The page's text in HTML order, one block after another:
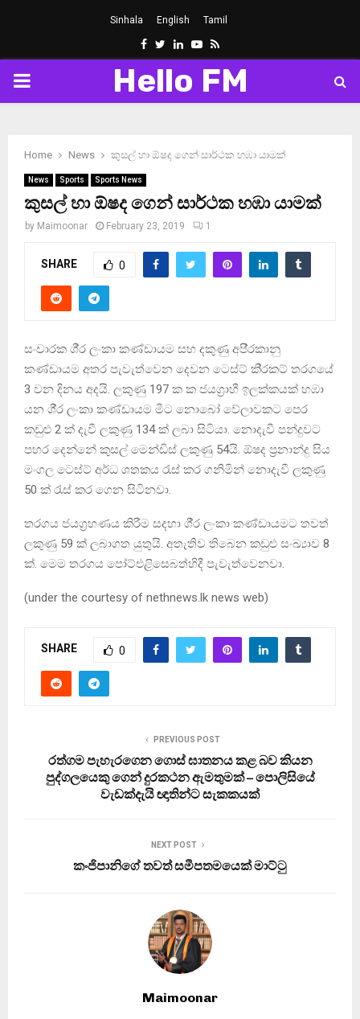
Sinhala English Tamil
Facebook
Twitter
LinkedinYoutube
Rss
PRIMARY
Hello FM
Home News කුසල් හා ඕෂද ගෙන් සාර්ථක හඹා යාමක්
News Sports Sports News
කුසල් හා ඕෂද ගෙන් සාර්ථක හඹා යාමක්
by Maimoonar February 23, 2019 1
SHARE 0
සංචාරක ශී‍්‍ර ලංකා කණ්ඩායම සහ දකුණු අපි‍්‍රකානු
කණ්ඩායම අතර පැවැත්වෙන දෙවන ටෙස්ට් කි‍්‍රකට් තරගයේ
3 වන දිනය අදයි. ලකුණු 197 ක ක ජයග‍්‍රාහී ඉලක්කයක් හඹා
යන ශී‍්‍ර ලංකා කණ්ඩායම මීට නොබෝ වේලාවකට පෙර
කඩුළු 2 ක් දැවී ලකුණු 134 ක් ලබා සිටියා. නොදැවී පන්දුවට
පහර දෙන්නේ කුසල් මෙන්ඩිස් ලකුණු 54යි. ඕෂද ප‍්‍රනාන්දු සිය
මංගල ටෙස්ට් අර්ධ ශතකය රැස් කර ගනිමින් නොදැවී ලකුණු
50 ක් රැස් කර ගෙන සිටිනවා.
තරගය ජයග‍්‍රහණය කිරීම සදහා ශී‍්‍ර ලංකා කණ්ඩායමට තවත්
ලකුණු 59 ක් ලබාගත යුතුයි. අතැතිව තිබෙන කඩුළු සංඛ්‍යාව 8
ක්. මෙම තරගය පෝට්එළිසෙබත්හිදී පැවැත්වෙනවා.
(under the courtesy of nethnews.lk news web)
SHARE 0
PREVIOUS POST
රත්ගම පැහැරගෙන ගොස් ඝාතනය කළ බව කියන
පුද්ගලයෙකු ගෙන් දුරකථන ඇමතුමක් – පොලිසියේ
වැඩක්දැයි ඥාතින්ට සැකකයක්
NEXT POST
කංජිපානිගේ තවත් සමීපතමයෙක් මාට්ටු
Maimoonar